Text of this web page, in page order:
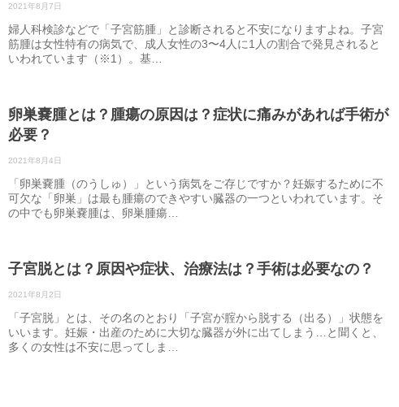
2021年8月7日
婦人科検診などで「子宮筋腫」と診断されると不安になりますよね。子宮
筋腫は女性特有の病気で、成人女性の3〜4人に1人の割合で発見されると
いわれています（※1）。基…
卵巣嚢腫とは？腫瘍の原因は？症状に痛みがあれば手術が
必要？
2021年8月4日
「卵巣嚢腫（のうしゅ）」という病気をご存じですか？妊娠するために不
可欠な「卵巣」は最も腫瘍のできやすい臓器の一つといわれています。そ
の中でも卵巣嚢腫は、卵巣腫瘍…
子宮脱とは？原因や症状、治療法は？手術は必要なの？
2021年8月2日
「子宮脱」とは、その名のとおり「子宮が腟から脱する（出る）」状態を
いいます。妊娠・出産のために大切な臓器が外に出てしまう…と聞くと、
多くの女性は不安に思ってしま…